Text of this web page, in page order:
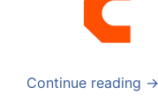
Continue reading →